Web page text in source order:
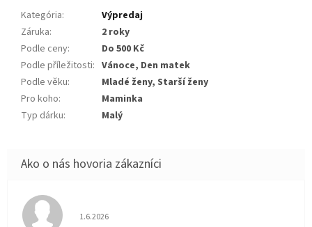
Kategória:
Výpredaj
Záruka:
2 roky
Podle ceny:
Do 500 Kč
Podle příležitosti: Vánoce, Den matek
Podle věku:
Mladé ženy, Starší ženy
Pro koho:
Maminka
Typ dárku: Malý
Hodnotenie obchodu je 5 z 5 hviezdičiek.
1.6.2026